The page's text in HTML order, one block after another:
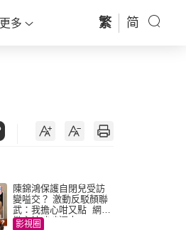
更多 繁 简
陳錦鴻保護自閉兒受訪
變嗌交？ 激動反駁顏聯
武：我擔心咁又點 網民
批主持咄咄逼人
影視圈